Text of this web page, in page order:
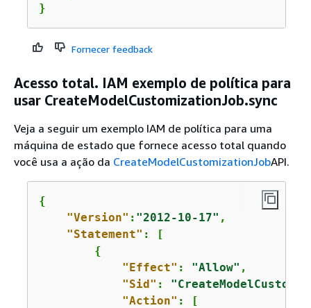
}
Fornecer feedback
Acesso total. IAM exemplo de política para
usar CreateModelCustomizationJob.sync
Veja a seguir um exemplo IAM de política para uma
máquina de estado que fornece acesso total quando
você usa a ação da CreateModelCustomizationJobAPI.
{
"Version" : "2012-10-17" ,
"Statement" : [
{
"Effect" : "Allow" ,
"Sid" :
"Action" : [